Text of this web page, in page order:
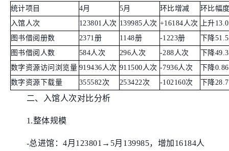
统计项目 4月 5月 环比增减
环比幅
入馆人次
123801人次 139985人次 +16184人次
上升
图书借阅册数
2371册 1148册 -1223册
下降
图书借阅人数
584人次 296人次 -288人次
下降
数字资源访问浏览量 919436人次 911500人次 -7936人次
下降
数字资源下载量
355582次 253422次 -102160次 下降
二、入馆人次对比分析
1.整体规模
-总进馆：4月123801→5月139985，增加16184人